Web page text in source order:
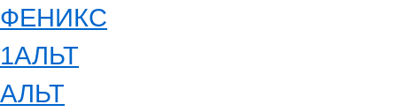
ФЕНИКС
1АЛЬТ
АЛЬТ